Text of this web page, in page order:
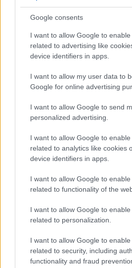
Google consents
I want to allow Google to
related to advertising like
device identifiers in apps.
I want to allow my user data to
Google for online advertising
I want to allow Google to send
personalized advertising.
I want to allow Google to
related to analytics like cookies
device identifiers in apps.
I want to allow Google to
related to functionality of the
I want to allow Google to
related to personalization.
I want to allow Google to
related to security, including
functionality and fraud
στην πρώην ομάδα του,
χρονιά.
Παρίμε σχετική ανάρτησή
media , ανυπομονεί να
«μάγο», να επιστρέφει στο
ετοιμάζοντας μια υποδοχή
Από την πλευρά του οΣορτς,
μήνυμα ενόψει της
πως ανυπομονεί να ξαναδεί